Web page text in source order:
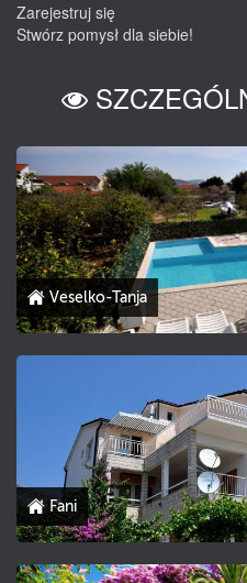
Zarejestruj się
Stwórz pomysł dla siebie!
Veselko-Tanja
Fani